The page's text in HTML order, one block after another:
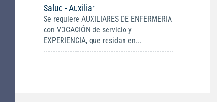
Salud - Auxiliar
Se requiere AUXILIARES DE ENFERMERÍA
con VOCACIÓN de servicio y
EXPERIENCIA, que residan en...